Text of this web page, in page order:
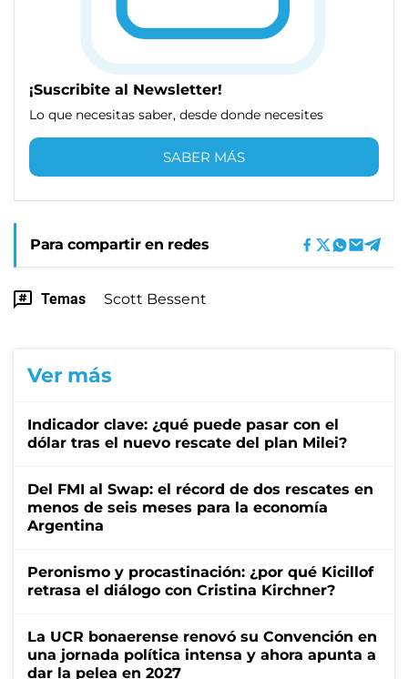
¡Suscribite al Newsletter!
Lo que necesitas saber, desde donde necesites
SABER MÁS
Para compartir en redes
Temas Scott Bessent
Ver más
Indicador clave: ¿qué puede pasar con el
dólar tras el nuevo rescate del plan Milei?
Del FMI al Swap: el récord de dos rescates en
menos de seis meses para la economía
Argentina
Peronismo y procastinación: ¿por qué Kicillof
retrasa el diálogo con Cristina Kirchner?
La UCR bonaerense renovó su Convención en
una jornada política intensa y ahora apunta a
dar la pelea en 2027